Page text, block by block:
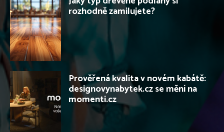
rozhodně zamilujete?
Prověřená kvalita v novém kabátě:
designovynabytek.cz se mění na
momenti.cz